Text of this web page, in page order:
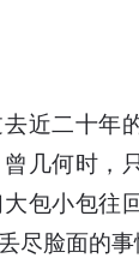
近二十年
几何时，
包小包往
尽脸面的事